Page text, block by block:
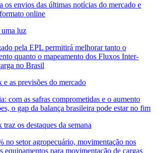
os envios das últimas notícias do mercado e
online
uma luz
pela EPL permitirá melhorar tanto o
quanto o mapeamento dos Fluxos Inter-
no Brasil
e as previsões do mercado
com as safras comprometidas e o aumento
o gap da balança brasileira pode estar no fim
os destaques da semana
no setor agropecuário, movimentação nos
equipamentos para movimentação de cargas